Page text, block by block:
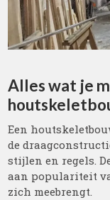
Alles wat je
Een
de
stijlen en regels.
aan populariteit
zich meebrengt.